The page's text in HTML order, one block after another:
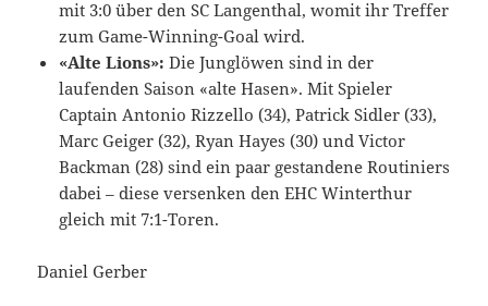
mit 3:0 über den SC Langenthal, womit ihr Treffer
zum Game-Winning-Goal wird.
«Alte Lions»: Die Junglöwen sind in der
laufenden Saison «alte Hasen». Mit Spieler
Captain Antonio Rizzello (34), Patrick Sidler (33),
Marc Geiger (32), Ryan Hayes (30) und Victor
Backman (28) sind ein paar gestandene Routiniers
dabei – diese versenken den EHC Winterthur
gleich mit 7:1-Toren.
Daniel Gerber